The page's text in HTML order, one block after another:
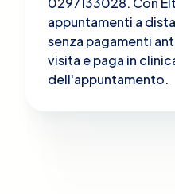
appuntamenti a
senza pagamenti
visita e paga in
dell'appuntamento.